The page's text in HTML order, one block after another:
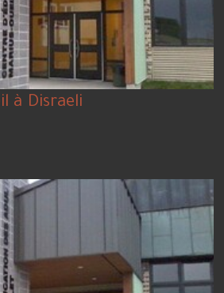
à Disraeli